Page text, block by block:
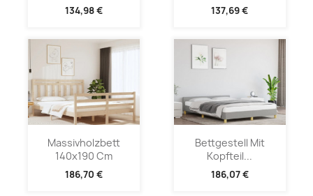
134,98 € 137,69 €
Massivholzbett
140x190 Cm
186,70 €
Bettgestell Mit
Kopfteil...
186,07 €